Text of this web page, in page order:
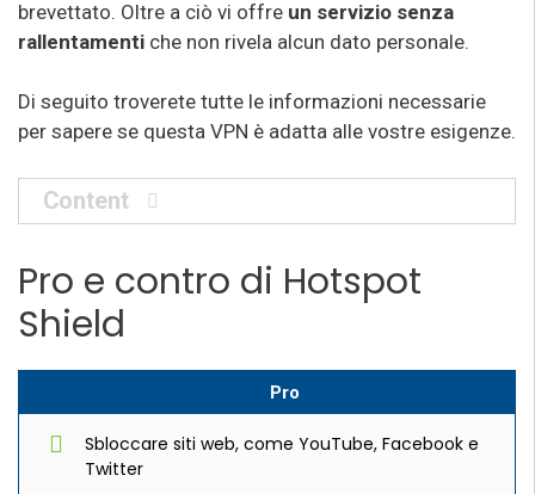
brevettato. Oltre a ciò vi offre un servizio senza
rallentamenti che non rivela alcun dato personale.
Di seguito troverete tutte le informazioni necessarie
per sapere se questa VPN è adatta alle vostre esigenze.
Content
Pro e contro di Hotspot
Shield
Pro
Sbloccare siti web, come YouTube, Facebook e
Twitter